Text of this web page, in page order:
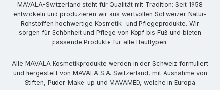
MAVALA-Switzerland steht für Qualität mit Tradition: Seit 1958
entwickeln und produzieren wir aus wertvollen Schweizer Natur-
Rohstoffen hochwertige Kosmetik- und Pflegeprodukte. Wir
sorgen für Schönheit und Pflege von Kopf bis Fuß und bieten
passende Produkte für alle Hauttypen.
Alle MAVALA Kosmetikprodukte werden in der Schweiz formuliert
und hergestellt von MAVALA S.A. Switzerland, mit Ausnahme von
Stiften, Puder-Make-up und MAVAMED, welche in Europa